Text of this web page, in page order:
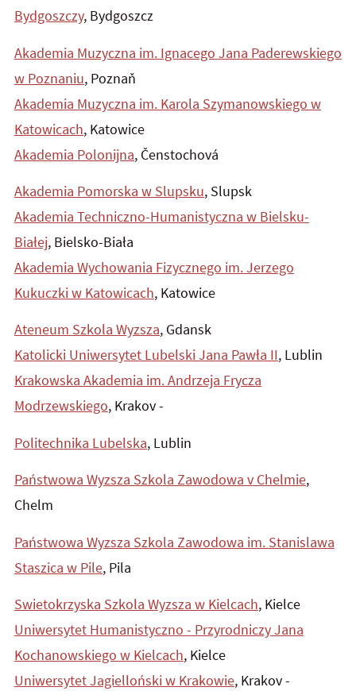
Bydgoszczy, Bydgoszcz
Akademia Muzyczna im. Ignacego Jana Paderewskiego
w Poznaniu, Poznaň
Akademia Muzyczna im. Karola Szymanowskiego w
Katowicach, Katowice
Akademia Polonijna, Čenstochová
Akademia Pomorska w Slupsku, Slupsk
Akademia Techniczno-Humanistyczna w Bielsku-
Białej, Bielsko-Biała
Akademia Wychowania Fizycznego im. Jerzego
Kukuczki w Katowicach, Katowice
Ateneum Szkola Wyzsza, Gdansk
Katolicki Uniwersytet Lubelski Jana Pawła II, Lublin
Krakowska Akademia im. Andrzeja Frycza
Modrzewskiego, Krakov -
Politechnika Lubelska, Lublin
Państwowa Wyzsza Szkola Zawodowa v Chelmie,
Chelm
Państwowa Wyzsza Szkola Zawodowa im. Stanislawa
Staszica w Pile, Pila
Swietokrzyska Szkola Wyzsza w Kielcach, Kielce
Uniwersytet Humanistyczno - Przyrodniczy Jana
Kochanowskiego w Kielcach, Kielce
Uniwersytet Jagielloński w Krakowie, Krakov -